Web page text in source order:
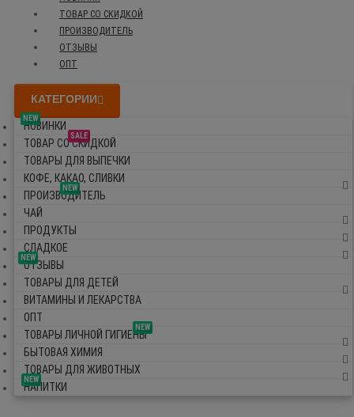
ТОВАР СО СКИДКОЙ
ПРОИЗВОДИТЕЛЬ
ОТЗЫВЫ
ОПТ
КАТЕГОРИИ
NEW
НОВИНКИ
SALE
ТОВАР СО СКИДКОЙ
ТОВАРЫ ДЛЯ ВЫПЕЧКИ
КОФЕ, КАКАО, СЛИВКИ
NEW
ПРОИЗВОДИТЕЛЬ
ЧАЙ
ПРОДУКТЫ
СЛАДКОЕ
NEW
ОТЗЫВЫ
ТОВАРЫ ДЛЯ ДЕТЕЙ
ВИТАМИНЫ И ЛЕКАРСТВА
ОПТ
NEW
ТОВАРЫ ЛИЧНОЙ ГИГИЕНЫ
БЫТОВАЯ ХИМИЯ
ТОВАРЫ ДЛЯ ЖИВОТНЫХ
NEW
НАПИТКИ